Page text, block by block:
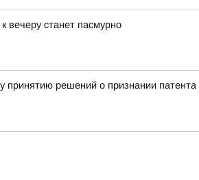
вечеру станет пасмурно
принятию решений о признании